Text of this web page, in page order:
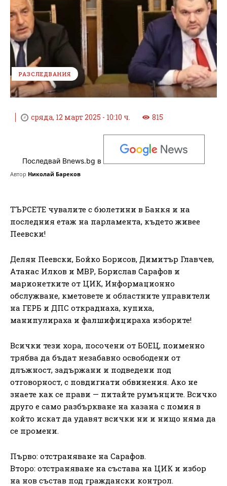
РАЗСЛЕДВАНИЯ
сряда, 12 март 2025 - 10:10 ч. 815
Последвай Bnews.bg в
Автор Николай Бареков
ТЪРСЕТЕ чувалите с бюлетини в Банкя и на
последния етаж на парламента, където живее
Пеевски!
Делян Пеевски, Бойко Борисов, Димитър Главчев,
Атанас Илков и МВР, Борислав Сарафов и
марионетките от ЦИК, Информационно
обслужване, кметовете и областните управители
на ГЕРБ и ДПС откраднаха, купиха,
манипулираха и фалшифицираха изборите!
Всички тези хора, посочени от БОЕЦ, поименно
трябва да бъдат незабавно освободени от
длъжност, задържани и подведени под
отговорност, с повдигнати обвинения. Ако не
знаете как се прави — питайте румънците. Всичко
друго е само разбъркване на казана с помия в
който искат да удавят всички ни и нищо няма да
се промени.
Първо: отстраняване на Сарафов.
Второ: отстраняване на състава на ЦИК и избор
на нов състав под граждански контрол.